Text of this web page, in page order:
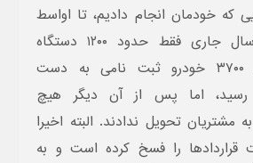
که خودمان انجام دادیم، تا اواسط
فروردین سال جاری فقط حدود ۱۲۰۰ دستگاه
خودرو از ۳۷۰۰ خودرو ثبت نامی به دست
رسید، اما پس از آن دیگر هیچ
مشتریان تحویل ندادند. البته اخیرا
قراردادها را فسخ کرده است و به